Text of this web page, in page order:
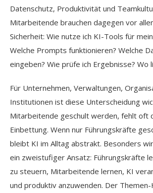
Datenschutz, Produktivität und
Mitarbeitende brauchen dagegen vor
Sicherheit: Wie nutze ich KI-Tools für
Welche Prompts funktionieren? Welche
eingeben? Wie prüfe ich Ergebnisse? Wo
Für Unternehmen, Verwaltungen,
Institutionen ist diese Unterscheidung
Mitarbeitende geschult werden, fehlt oft
Einbettung. Wenn nur Führungskräfte
bleibt KI im Alltag abstrakt. Besonders
ein zweistufiger Ansatz: Führungskräfte
zu steuern, Mitarbeitende lernen, KI
und produktiv anzuwenden. Der Themen-